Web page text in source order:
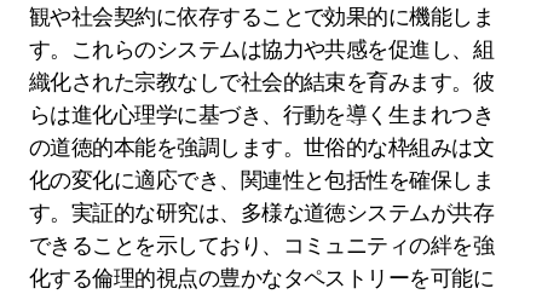
観や社会契約に依存することで効果的に機能しま
す。これらのシステムは協力や共感を促進し、組
織化された宗教なしで社会的結束を育みます。彼
らは進化心理学に基づき、行動を導く生まれつき
の道徳的本能を強調します。世俗的な枠組みは文
化の変化に適応でき、関連性と包括性を確保しま
す。実証的な研究は、多様な道徳システムが共存
できることを示しており、コミュニティの絆を強
化する倫理的視点の豊かなタペストリーを可能に